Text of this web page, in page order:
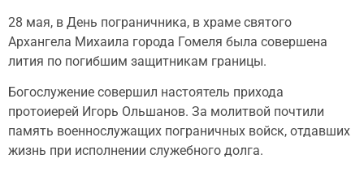
28 мая, в День пограничника, в храме святого
Архангела Михаила города Гомеля была совершена
лития по погибшим защитникам границы.
Богослужение совершил настоятель прихода
протоиерей Игорь Ольшанов. За молитвой почтили
память военнослужащих пограничных войск, отдавших
жизнь при исполнении служебного долга.